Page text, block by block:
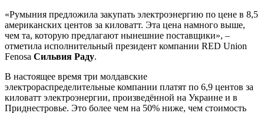
«Румыния предложила закупать электроэнергию по цене в 8,5
американских центов за киловатт. Эта цена намного выше,
чем та, которую предлагают нынешние поставщики», –
отметила исполнительный президент компании RED Union
Fenosa Сильвия Раду.
В настоящее время три молдавские
электрораспределительные компании платят по 6,9 центов за
киловатт электроэнергии, произведённой на Украине и в
Приднестровье. Это более чем на 50% ниже, чем стоимость